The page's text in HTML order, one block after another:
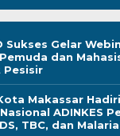
Sukses Gelar
dan
Pesisir
Makassar
ADINKES
TBC, dan Malaria